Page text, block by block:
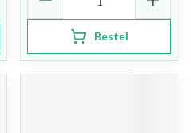
Bestel